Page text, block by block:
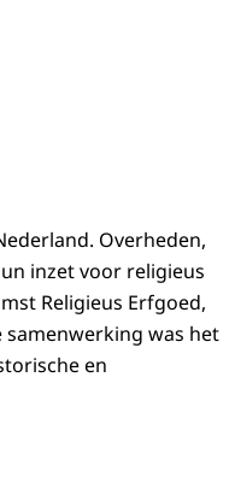
Overheden,
inzet voor religieus
Religieus Erfgoed,
was het
en